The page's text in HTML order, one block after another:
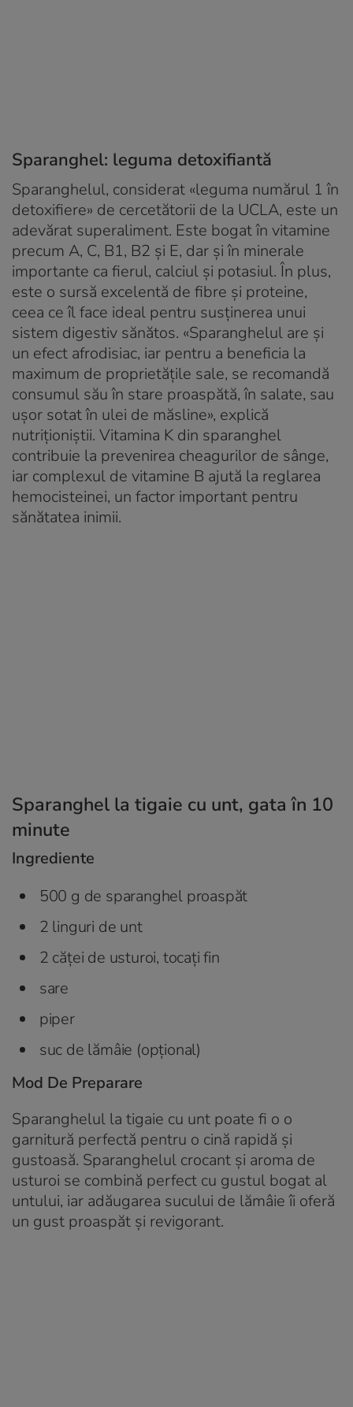
Sparanghel: leguma detoxifiantă
Sparanghelul, considerat «leguma numărul 1 în
detoxifiere» de cercetătorii de la UCLA, este un
adevărat superaliment. Este bogat în vitamine
precum A, C, B1, B2 și E, dar și în minerale
importante ca fierul, calciul și potasiul. În plus,
este o sursă excelentă de fibre și proteine,
ceea ce îl face ideal pentru susținerea unui
sistem digestiv sănătos. «Sparanghelul are și
un efect afrodisiac, iar pentru a beneficia la
maximum de proprietățile sale, se recomandă
consumul său în stare proaspătă, în salate, sau
ușor sotat în ulei de măsline», explică
nutriționiștii. Vitamina K din sparanghel
contribuie la prevenirea cheagurilor de sânge,
iar complexul de vitamine B ajută la reglarea
hemocisteinei, un factor important pentru
sănătatea inimii.
Sparanghel la tigaie cu unt, gata în 10
minute
Ingrediente
500 g de sparanghel proaspăt
2 linguri de unt
2 căței de usturoi, tocați fin
sare
piper
suc de lămâie (opțional)
Mod De Preparare
Sparanghelul la tigaie cu unt poate fi o o
garnitură perfectă pentru o cină rapidă și
gustoasă. Sparanghelul crocant și aroma de
usturoi se combină perfect cu gustul bogat al
untului, iar adăugarea sucului de lămâie îi oferă
un gust proaspăt și revigorant.